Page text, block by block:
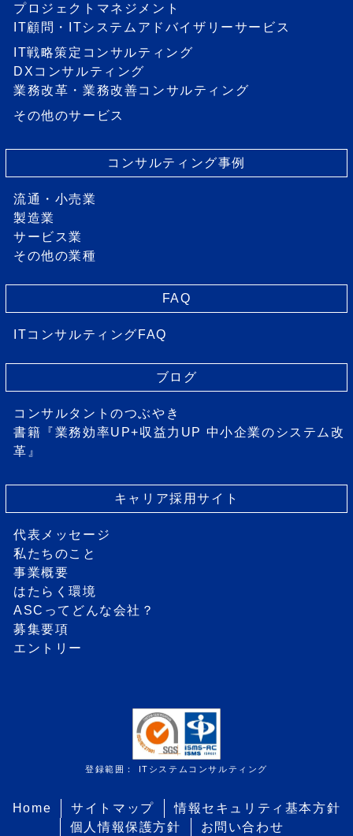
プロジェクトマネジメント
IT顧問・ITシステムアドバイザリーサービス
IT戦略策定コンサルティング
DXコンサルティング
業務改革・業務改善コンサルティング
その他のサービス
コンサルティング事例
流通・小売業
製造業
サービス業
その他の業種
FAQ
ITコンサルティングFAQ
ブログ
コンサルタントのつぶやき
書籍『業務効率UP+収益力UP 中小企業のシステム改
革』
キャリア採用サイト
代表メッセージ
私たちのこと
事業概要
はたらく環境
ASCってどんな会社？
募集要項
エントリー
登録範囲： ITシステムコンサルティング
Home サイトマップ
情報セキュリティ基本方針
個人情報保護方針
お問い合わせ